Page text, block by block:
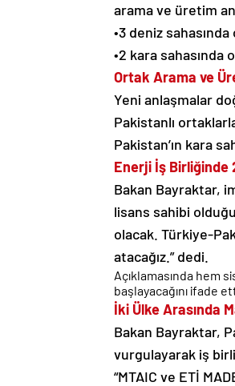
arama ve üretim
•3 deniz
•2 kara sahasında
Ortak Arama ve
Yeni anlaşmalar
Pakistanlı
Pakistan’ın kara
Enerji İş Birliğinde
Bakan Bayraktar,
lisans sahibi
olacak. Türkiye-
atacağız.” dedi.
Açıklamasında hem
başlayacağını ifade
İki Ülke Arasında
Bakan Bayraktar,
vurgulayarak iş
“MTAIC ve ETİ